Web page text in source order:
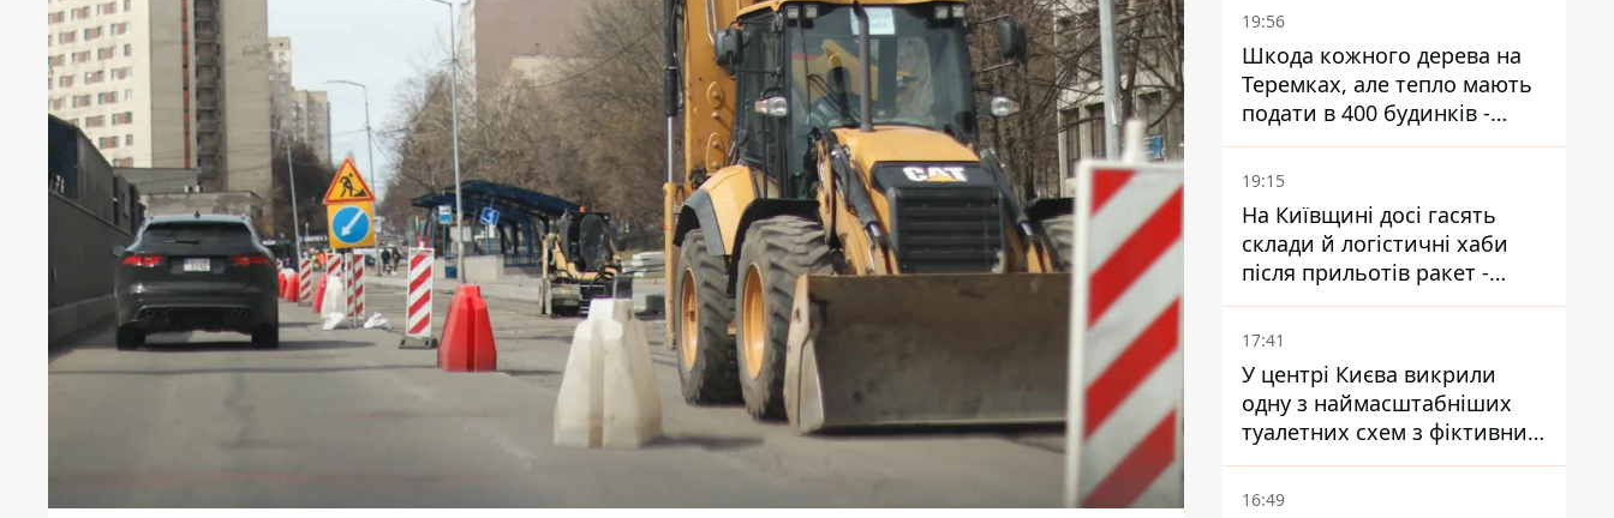
19:56
Шкода кожного дерева на
Теремках, але тепло мають
подати в 400 будинків -
депутатка Київради
19:15
На Київщині досі гасять
склади й логістичні хаби
після прильотів ракет -
ДСНС
17:41
У центрі Києва викрили
одну з наймасштабніших
туалетних схем з фіктивним
будинком
16:49